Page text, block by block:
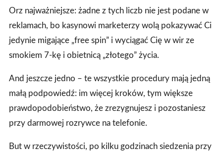
Orz najważniejsze: żadne z tych liczb nie jest podane w
reklamach, bo kasynowi marketerzy wolą pokazywać Ci
jedynie migające „free spin” i wyciągać Cię w wir ze
smokiem 7‑kę i obietnicą „złotego” życia.
And jeszcze jedno – te wszystkie procedury mają jedną
małą podpowiedź: im więcej kroków, tym większe
prawdopodobieństwo, że zrezygnujesz i pozostaniesz
przy darmowej rozrywce na telefonie.
But w rzeczywistości, po kilku godzinach siedzenia przy